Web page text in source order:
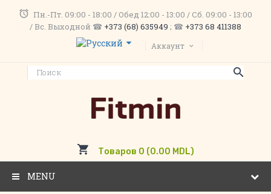
Пн.-Пт. 09:00 - 18:00 / Обед 12:00 - 13:00 / Сб. 09:00 - 13:00
/ Вс. Выходной ☎ +373 (68) 635949 ; ☎ +373 68 411388
Аккаунт
Товаров 0 (0.00 MDL)
MENU